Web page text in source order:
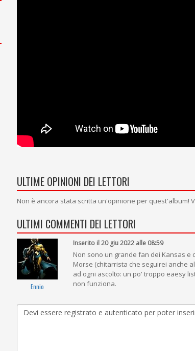
ULTIME OPINIONI DEI LETTORI
Non è ancora stata scritta un'opinione per quest'album!
ULTIMI COMMENTI DEI LETTORI
Ennio
Inserito il 20 giu 2022 alle 08:59
Non sono un grande fan dei Kansas e
Morse (chitarrista che seguirei anche
ad ogni ascolto: un po' troppo eaesy
non funziona.